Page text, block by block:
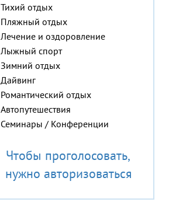
Тихий отдых
Пляжный отдых
Лечение и оздоровление
Лыжный спорт
Зимний отдых
Дайвинг
Романтический отдых
Автопутешествия
Семинары / Конференции
Чтобы проголосовать,
нужно авторизоваться